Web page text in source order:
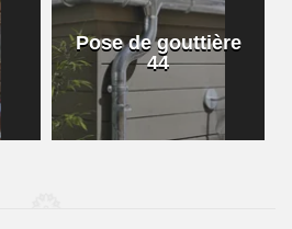
Pose de gouttière
44